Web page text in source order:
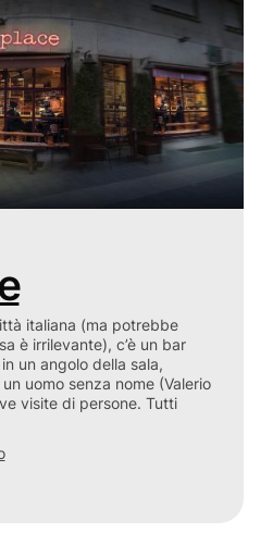
italiana (ma potrebbe
è irrilevante), c’è un bar
un angolo della sala,
uomo senza nome (Valerio
visite di persone. Tutti